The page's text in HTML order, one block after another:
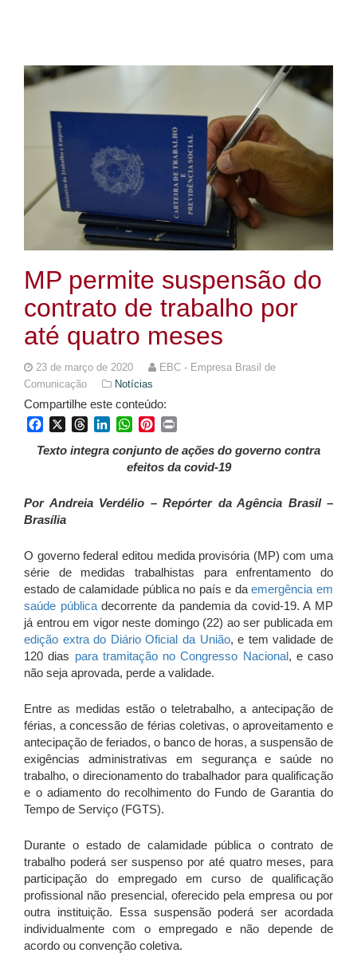
MP permite suspensão do
contrato de trabalho por
até quatro meses
23 de março de 2020
EBC - Empresa Brasil de
Comunicação
Notícias
Compartilhe este conteúdo:
FacebookThreadsLinkedInWhatsApp
Pinterest
Texto integra conjunto de ações do governo contra
efeitos da covid-19
Por Andreia Verdélio – Repórter da Agência Brasil –
Brasília
O governo federal editou medida provisória (MP) com uma
série de medidas trabalhistas para enfrentamento do
estado de calamidade pública no país e daemergência em
saúde públicadecorrente da pandemia da covid-19. A MP
já entrou em vigor neste domingo (22) ao ser publicada em
edição extra do Diário Oficial da União, e tem validade de
120 dias para tramitação no Congresso Nacional, e caso
não seja aprovada, perde a validade.
Entre as medidas estão o teletrabalho, a antecipação de
férias, a concessão de férias coletivas, o aproveitamento e
antecipação de feriados, o banco de horas, a suspensão de
exigências administrativas em segurança e saúde no
trabalho, o direcionamento do trabalhador para qualificação
e o adiamento do recolhimento do Fundo de Garantia do
Tempo de Serviço (FGTS).
Durante o estado de calamidade pública o contrato de
trabalho poderá ser suspenso por até quatro meses, para
participação do empregado em curso de qualificação
profissional não presencial, oferecido pela empresa ou por
outra instituição. Essa suspensão poderá ser acordada
individualmente com o empregado e não depende de
acordo ou convenção coletiva.